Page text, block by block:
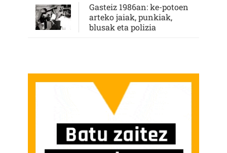
Gasteiz 1986an: ke-potoen
arteko jaiak, punkiak,
blusak eta polizia